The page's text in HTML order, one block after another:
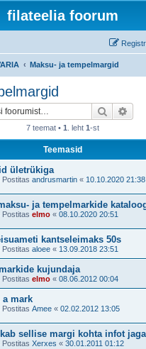
filateelia foorum
Maksu- ja tempelmargid
Otsi
7 teemat • 1 . leht 1-st
Teemasid
ületrükiga
Postitas andrusmartin « 10.10.2020 21:38
ja tempelmarkide
Postitas elmo « 08.10.2020 20:51
kantseleimaks 50s
Postitas aloee « 13.09.2018 23:51
kujundaja
Postitas elmo « 08.06.2012 00:04
a mark
Postitas Amee « 02.02.2012 13:05
sellise margi kohta infot
Postitas Xerxes « 30.01.2011 01:12